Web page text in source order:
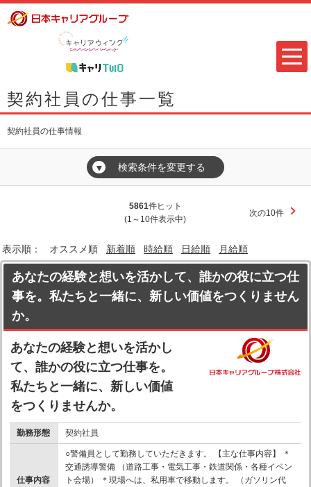
契約社員の仕事一覧
契約社員の仕事情報
▼ 検索条件を変更する
5861件ヒット
(1～10件表示中)
次の10件
表示順： オススメ順 新着順 時給順 日給順 月給順
あなたの経験と想いを活かして、誰かの役に立つ仕
事を。私たちと一緒に、新しい価値をつくりません
か。
あなたの経験と想いを活かし
て、誰かの役に立つ仕事を。
私たちと一緒に、新しい価値
をつくりませんか。
勤務形態 契約社員
仕事内容
○警備員として勤務していただきます。 【主な仕事内容】 ＊
交通誘導警備 （道路工事・電気工事・鉄道関係・各種イベン
ト会場） ＊現場へは、私用車で移動します。 （ガソリン代